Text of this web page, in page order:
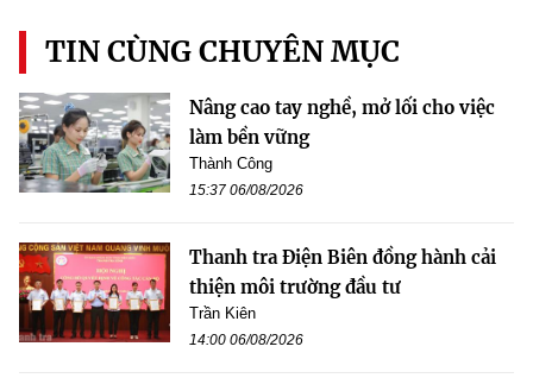
TIN CÙNG CHUYÊN MỤC
Nâng cao tay nghề, mở lối cho việc
làm bền vững
Thành Công
15:37 06/08/2026
Thanh tra Điện Biên đồng hành cải
thiện môi trường đầu tư
Trần Kiên
14:00 06/08/2026